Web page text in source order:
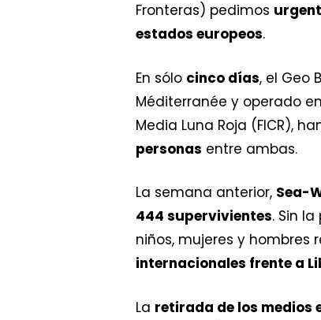
Fronteras) pedimos
estados europeos.
En sólo cinco días, el Geo
Méditerranée y operado
Media Luna Roja (FICR),
personas entre ambas.
La semana anterior, Sea-
444 supervivientes. Sin
niños, mujeres y hombres
internacionales frente a
La retirada de los medios